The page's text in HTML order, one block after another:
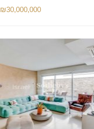
₪30,000,000